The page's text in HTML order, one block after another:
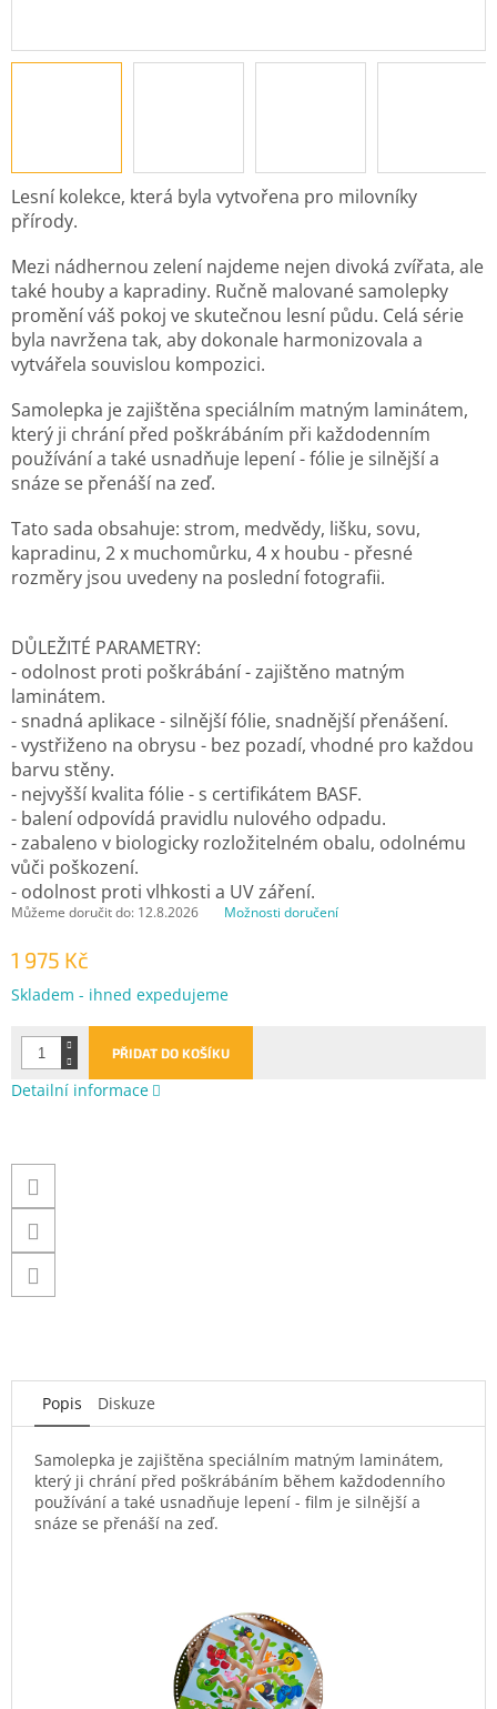
1 975 Kč
Měrná
Skladem - ihned expedujeme
Můžeme doručit do: 12.8.2026 Možnosti doručení
PŘIDAT DO KOŠÍKU
Lesní kolekce, která byla vytvořena pro milovníky
přírody.
Mezi nádhernou zelení najdeme nejen divoká zvířata, ale
také houby a kapradiny. Ručně malované samolepky
promění váš pokoj ve skutečnou lesní půdu. Celá série
byla navržena tak, aby dokonale harmonizovala a
vytvářela souvislou kompozici.
Samolepka je zajištěna speciálním matným laminátem,
který ji chrání před poškrábáním při každodenním
používání a také usnadňuje lepení - fólie je silnější a
snáze se přenáší na zeď.
Tato sada obsahuje: strom, medvědy, lišku, sovu,
kapradinu, 2 x muchomůrku, 4 x houbu - přesné
rozměry jsou uvedeny na poslední fotografii.
DŮLEŽITÉ PARAMETRY:
- odolnost proti poškrábání - zajištěno matným
laminátem.
- snadná aplikace - silnější fólie, snadnější přenášení.
- vystřiženo na obrysu - bez pozadí, vhodné pro každou
barvu stěny.
- nejvyšší kvalita fólie - s certifikátem BASF.
- balení odpovídá pravidlu nulového odpadu.
- zabaleno v biologicky rozložitelném obalu, odolnému
vůči poškození.
- odolnost proti vlhkosti a UV záření.
Detailní informace
Popis Diskuze
Samolepka je zajištěna speciálním matným laminátem,
který ji chrání před poškrábáním během každodenního
používání a také usnadňuje lepení - film je silnější a
snáze se přenáší na zeď.